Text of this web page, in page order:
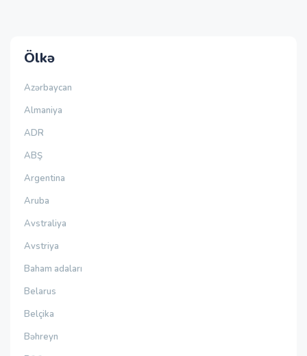
Ölkə
Azərbaycan
Almaniya
ADR
ABŞ
Argentina
Aruba
Avstraliya
Avstriya
Baham adaları
Belarus
Belçika
Bəhreyn